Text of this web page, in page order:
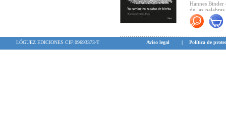
Hannes
de las
lleva más allá
LÓGUEZ EDICIONES CIF:09693373-T Aviso legal | Política de